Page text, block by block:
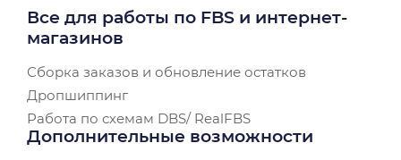
Все для работы по FBS и интернет-
магазинов
Сборка заказов и обновление остатков
Дропшиппинг
Работа по схемам DBS/ RealFBS
Дополнительные возможности